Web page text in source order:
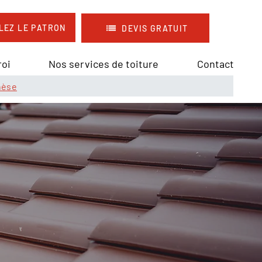
LE PATRON DEVIS GRATUIT
Nos services de toiture Contact